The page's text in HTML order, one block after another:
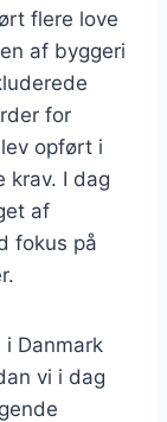
flere love
af byggeri
for
opført i
krav. I dag
af
fokus på
Danmark
vi i dag